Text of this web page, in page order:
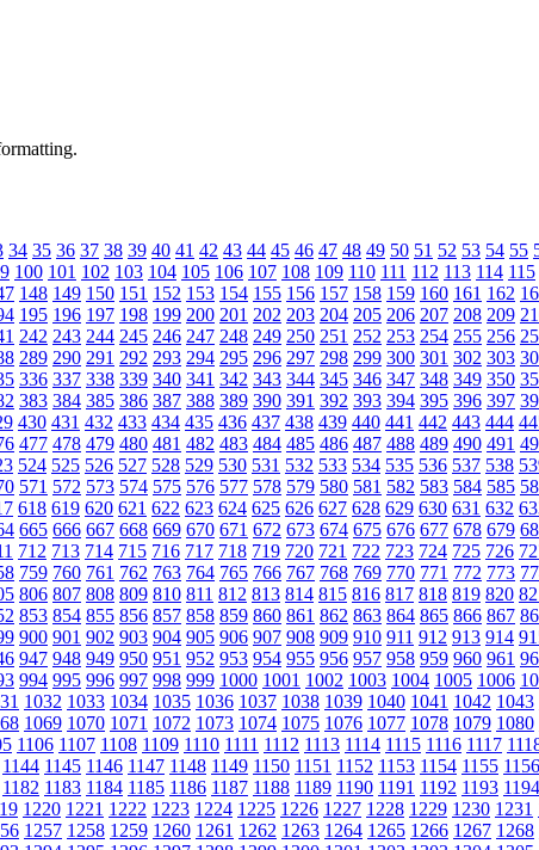
34 35 36 37 38 39 40 41 42 43 44 45 46 47 48 49 50 51 52 53 54 55
100 101 102 103 104 105 106 107 108 109 110 111 112 113 114 115
148 149 150 151 152 153 154 155 156 157 158 159 160 161 162
195 196 197 198 199 200 201 202 203 204 205 206 207 208 209
242 243 244 245 246 247 248 249 250 251 252 253 254 255 256
289 290 291 292 293 294 295 296 297 298 299 300 301 302 303
336 337 338 339 340 341 342 343 344 345 346 347 348 349 350
383 384 385 386 387 388 389 390 391 392 393 394 395 396 397
430 431 432 433 434 435 436 437 438 439 440 441 442 443 444
477 478 479 480 481 482 483 484 485 486 487 488 489 490 491
524 525 526 527 528 529 530 531 532 533 534 535 536 537 538
571 572 573 574 575 576 577 578 579 580 581 582 583 584 585
618 619 620 621 622 623 624 625 626 627 628 629 630 631 632
665 666 667 668 669 670 671 672 673 674 675 676 677 678 679
712 713 714 715 716 717 718 719 720 721 722 723 724 725 726
759 760 761 762 763 764 765 766 767 768 769 770 771 772 773
806 807 808 809 810 811 812 813 814 815 816 817 818 819 820
853 854 855 856 857 858 859 860 861 862 863 864 865 866 867
900 901 902 903 904 905 906 907 908 909 910 911 912 913 914
947 948 949 950 951 952 953 954 955 956 957 958 959 960 961
994 995 996 997 998 999 1000 1001 1002 1003 1004 1005 1006
1032 1033 1034 1035 1036 1037 1038 1039 1040 1041 1042 1043
1069 1070 1071 1072 1073 1074 1075 1076 1077 1078 1079 1080
1106 1107 1108 1109 1110 1111 1112 1113 1114 1115 1116 1117
1144 1145 1146 1147 1148 1149 1150 1151 1152 1153 1154 1155 1156
1182 1183 1184 1185 1186 1187 1188 1189 1190 1191 1192 1193 1194
1220 1221 1222 1223 1224 1225 1226 1227 1228 1229 1230 1231
1257 1258 1259 1260 1261 1262 1263 1264 1265 1266 1267 1268